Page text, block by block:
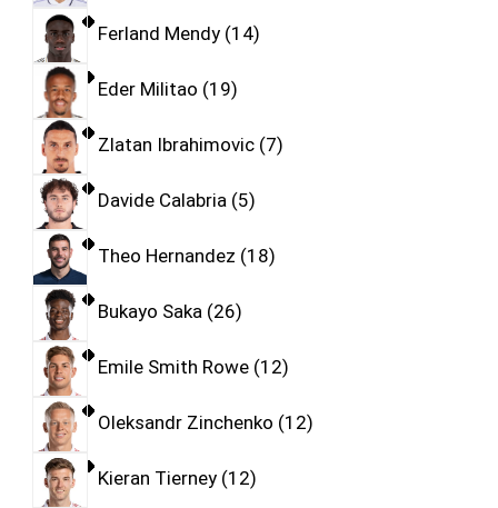
Ferland Mendy 14
Eder Militao 19
Zlatan Ibrahimovic 7
Davide Calabria 5
Theo Hernandez 18
Bukayo Saka 26
Emile Smith Rowe 12
Oleksandr Zinchenko 12
Kieran Tierney 12